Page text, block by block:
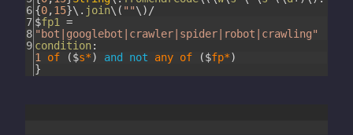
6
7
8
9
{0,15}\ . join\ ( ""\ ) /
$fp1
=
"bot|googlebot|crawler|spider|robot|crawling"
condition:
1
of ($s*) and not any of ($fp*)
}